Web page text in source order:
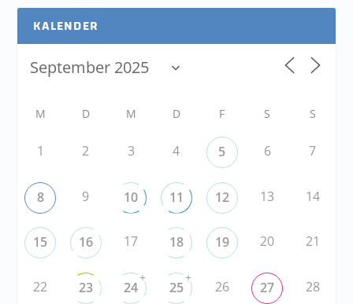
KALENDER
M D M D F S S
1 2 3 4 5 6 7
8 9 10 11 12 13 14
15 16 17 18 19 20 21
22 23 24
+
25
+
26 27 28